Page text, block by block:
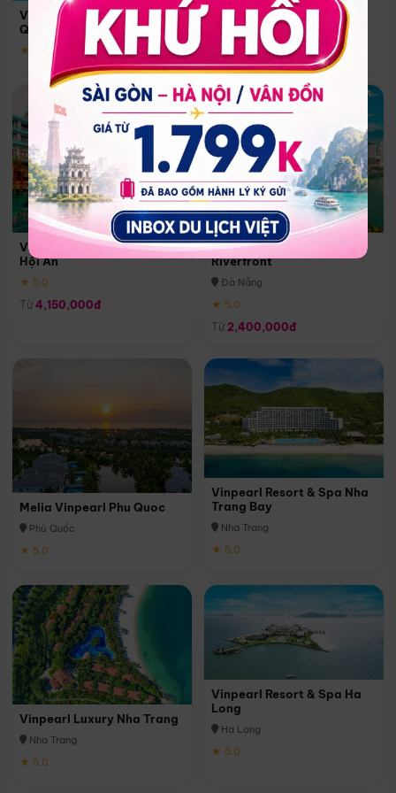
Vinpearl Resort & Spa Phu
Quoc
★ 5.0
Quoc
Phú Quốc
★ 5.0
Vinpearl Resort & Golf Nam
Hội An
★ 5.0
Từ 4,150,000đ
Melia Vinpearl Danang
Riverfront
Đà Nẵng
★ 5.0
Từ 2,400,000đ
Melia Vinpearl Phu Quoc
Phú Quốc
★ 5.0
Vinpearl Resort & Spa Nha
Trang Bay
Nha Trang
★ 5.0
Vinpearl Luxury Nha Trang
Nha Trang
★ 5.0
Vinpearl Resort & Spa Ha
Long
Hạ Long
★ 5.0